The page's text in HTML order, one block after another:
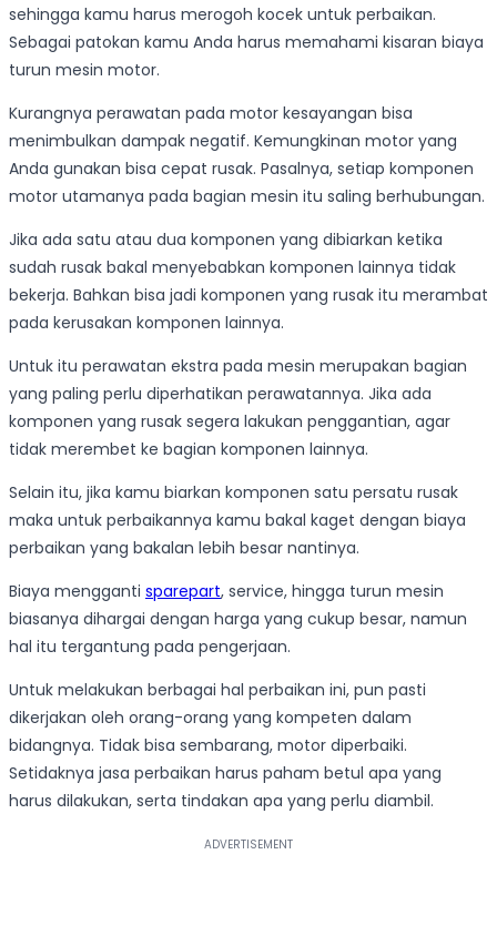
sehingga kamu harus merogoh kocek untuk perbaikan.
Sebagai patokan kamu Anda harus memahami kisaran biaya
turun mesin motor.
Kurangnya perawatan pada motor kesayangan bisa
menimbulkan dampak negatif. Kemungkinan motor yang
Anda gunakan bisa cepat rusak. Pasalnya, setiap komponen
motor utamanya pada bagian mesin itu saling berhubungan.
Jika ada satu atau dua komponen yang dibiarkan ketika
sudah rusak bakal menyebabkan komponen lainnya tidak
bekerja. Bahkan bisa jadi komponen yang rusak itu merambat
pada kerusakan komponen lainnya.
Untuk itu perawatan ekstra pada mesin merupakan bagian
yang paling perlu diperhatikan perawatannya. Jika ada
komponen yang rusak segera lakukan penggantian, agar
tidak merembet ke bagian komponen lainnya.
Selain itu, jika kamu biarkan komponen satu persatu rusak
maka untuk perbaikannya kamu bakal kaget dengan biaya
perbaikan yang bakalan lebih besar nantinya.
Biaya mengganti sparepart, service, hingga turun mesin
biasanya dihargai dengan harga yang cukup besar, namun
hal itu tergantung pada pengerjaan.
Untuk melakukan berbagai hal perbaikan ini, pun pasti
dikerjakan oleh orang-orang yang kompeten dalam
bidangnya. Tidak bisa sembarang, motor diperbaiki.
Setidaknya jasa perbaikan harus paham betul apa yang
harus dilakukan, serta tindakan apa yang perlu diambil.